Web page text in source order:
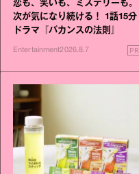
恋も、笑いも、ミステリーも。
次が気になり続ける！ 1話15分
ドラマ『バカンスの法則』
Entertainment2026.8.7 PR